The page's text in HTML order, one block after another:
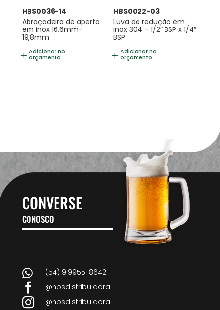
HBS0036-14
Abraçadeira de aperto
em inox 16,6mm-
19,8mm
Adicionar no
orçamento
HBS0022-03
Luva de redução em
inox 304 – 1/2″ BSP x 1/4″
BSP
Adicionar no
orçamento
CONVERSE
CONOSCO
 (54) 9.9955-8642
 @hbsdistribuidora
 @hbsdistribuidora